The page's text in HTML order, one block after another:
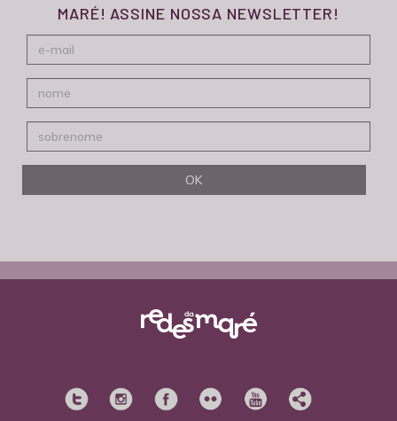
MARÉ! ASSINE NOSSA NEWSLETTER!